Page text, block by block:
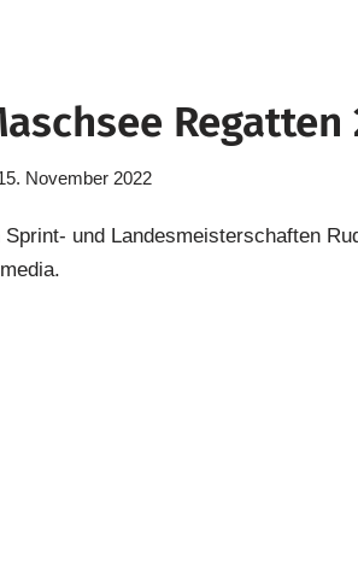
Regatten
November 2022
und Landesmeisterschaften